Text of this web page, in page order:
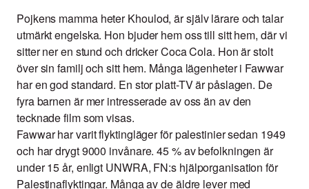
Pojkens mamma heter Khoulod, är själv lärare och talar
utmärkt engelska. Hon bjuder hem oss till sitt hem, där vi
sitter ner en stund och dricker Coca Cola. Hon är stolt
över sin familj och sitt hem. Många lägenheter i Fawwar
har en god standard. En stor platt-TV är påslagen. De
fyra barnen är mer intresserade av oss än av den
tecknade film som visas.
Fawwar har varit flyktingläger för palestinier sedan 1949
och har drygt 9000 invånare. 45 % av befolkningen är
under 15 år, enligt UNWRA, FN:s hjälporganisation för
Palestinaflyktingar. Många av de äldre lever med